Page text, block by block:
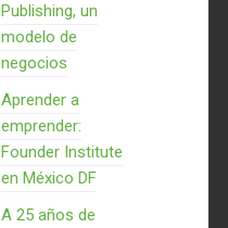
Publishing, un
modelo de
negocios
Aprender a
emprender:
Founder Institute
en México DF
A 25 años de